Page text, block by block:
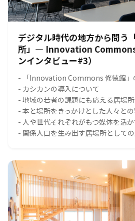
デジタル時代の地方から問う
所」― Innovation Commons
ンインタビュー#3）
- 「Innovation Commons 修徳館」
- カシカンの導入について
- 地域の若者の課題にも応える居場
- 本と場所をきっかけとした人々との
- 人や世代それぞれがもつ媒体を活
- 関係人口を生み出す居場所として